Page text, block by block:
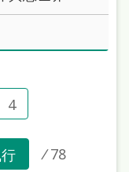
4
/ 78